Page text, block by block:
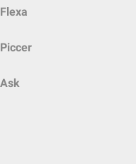
Flexa
Piccer
Ask